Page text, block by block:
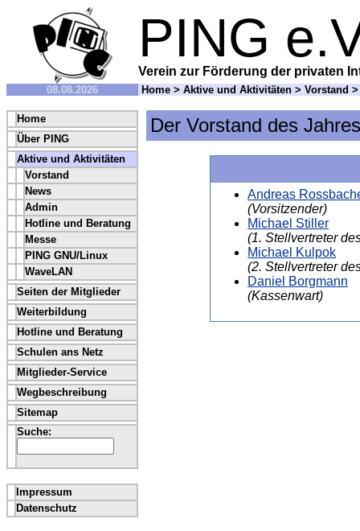
PING
Verein zur Förderung der privaten
08.08.2026 Home > Aktive und Aktivitäten > Vorstand
Home
Über PING
Aktive und Aktivitäten
Vorstand
News
Admin
Hotline und Beratung
Messe
PING GNU/Linux
WaveLAN
Seiten der Mitglieder
Weiterbildung
Hotline und Beratung
Schulen ans Netz
Mitglieder-Service
Wegbeschreibung
Sitemap
Suche:
Impressum
Datenschutz
Der Vorstand des
Andreas
(Vorsitzender)
Michael Stiller
(1. Stellvertreter
Michael Kulpok
(2. Stellvertreter
Daniel Borgmann
(Kassenwart)